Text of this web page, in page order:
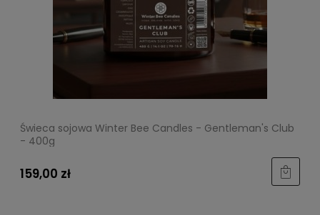
Świeca sojowa Winter Bee Candles - Gentleman's Club
- 400g
159,00 zł